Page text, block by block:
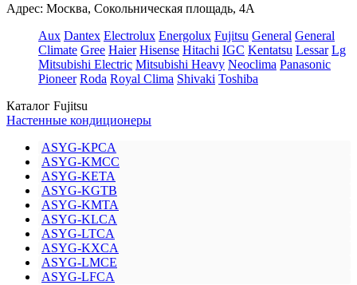
Адрес: Москва, Сокольническая площадь, 4А
Aux Dantex Electrolux Energolux Fujitsu General General
Climate Gree Haier Hisense Hitachi IGC Kentatsu Lessar Lg
Mitsubishi Electric Mitsubishi Heavy Neoclima Panasonic
Pioneer Roda Royal Clima Shivaki Toshiba
Каталог Fujitsu
Настенные кондиционеры
ASYG-KPCA
ASYG-KMCC
ASYG-KETA
ASYG-KGTB
ASYG-KMTA
ASYG-KLCA
ASYG-LTCA
ASYG-KXCA
ASYG-LMCE
ASYG-LFCA